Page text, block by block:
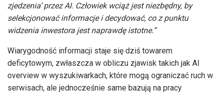
zjedzenia’ przez AI. Człowiek wciąż jest niezbędny, by
selekcjonować informacje i decydować, co z punktu
widzenia inwestora jest naprawdę istotne.”
Wiarygodność informacji staje się dziś towarem
deficytowym, zwłaszcza w obliczu zjawisk takich jak AI
overview w wyszukiwarkach, które mogą ograniczać ruch w
serwisach, ale jednocześnie same bazują na pracy